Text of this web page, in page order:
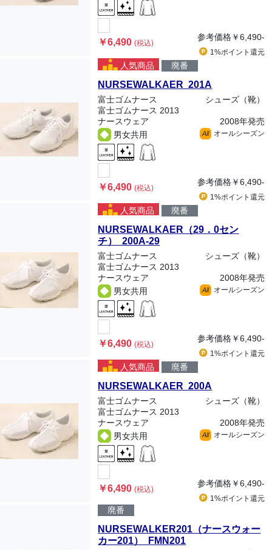
￥6,490(税込)
参考価格￥6,490-
1%ポイント 還元
人気商品 廃番
NURSEWALKAER 201A
富士ゴムナース
シューズ（靴）
富士ゴムナース 2013
ナースウェア
2008年発売
男女共用
All オールシーズン
￥6,490(税込)
参考価格￥6,490-
1%ポイント 還元
人気商品 廃番
NURSEWALKAER（29．0セン
チ） 200A-29
富士ゴムナース
シューズ（靴）
富士ゴムナース 2013
ナースウェア
2008年発売
男女共用
All オールシーズン
￥6,490(税込)
参考価格￥6,490-
1%ポイント 還元
人気商品 廃番
NURSEWALKAER 200A
富士ゴムナース
シューズ（靴）
富士ゴムナース 2013
ナースウェア
2008年発売
男女共用
All オールシーズン
￥6,490(税込)
参考価格￥6,490-
1%ポイント 還元
廃番
NURSEWALKER201（ナースウォー
カー201） FMN201